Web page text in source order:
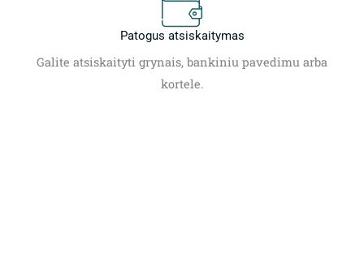
Patogus atsiskaitymas
Galite atsiskaityti grynais, bankiniu pavedimu arba
kortele.